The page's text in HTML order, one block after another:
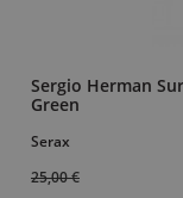
Sergio Herman
Green
Serax
25,00 €